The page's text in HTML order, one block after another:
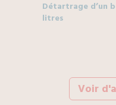
Détartrage d’un
litres
Voir